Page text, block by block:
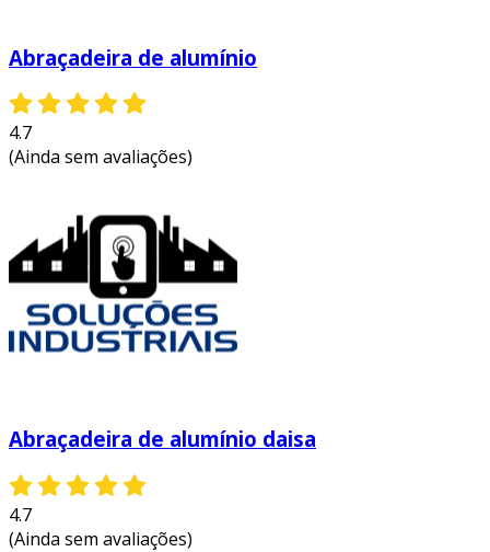
Abraçadeira de alumínio
4.7
(Ainda sem avaliações)
Abraçadeira de alumínio daisa
4.7
(Ainda sem avaliações)